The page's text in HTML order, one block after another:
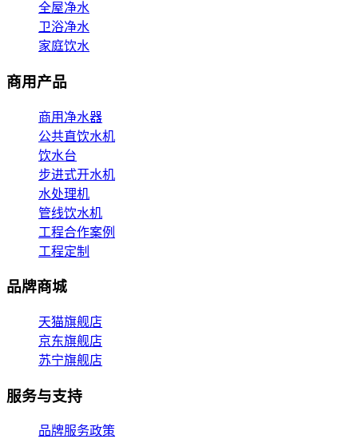
全屋净水
卫浴净水
家庭饮水
商用产品
商用净水器
公共直饮水机
饮水台
步进式开水机
水处理机
管线饮水机
工程合作案例
工程定制
品牌商城
天猫旗舰店
京东旗舰店
苏宁旗舰店
服务与支持
品牌服务政策